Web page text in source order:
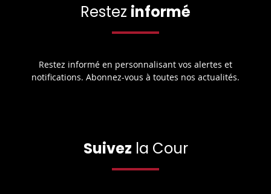
Restez informé
Restez informé en personnalisant vos alertes et
notifications. Abonnez-vous à toutes nos actualités.
Suivez la Cour